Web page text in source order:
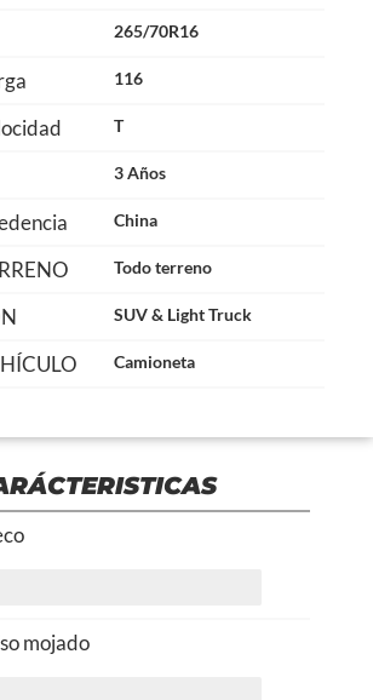
265/70R16
116
T
3 Años
China
Todo terreno
SUV & Light Truck
Camioneta
mojado